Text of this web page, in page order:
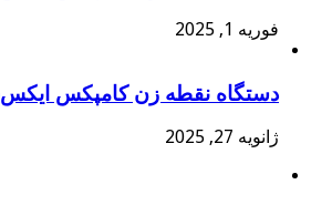
فوریه 1, 2025
دستگاه نقطه زن کامپکس ایکس5
ژانویه 27, 2025